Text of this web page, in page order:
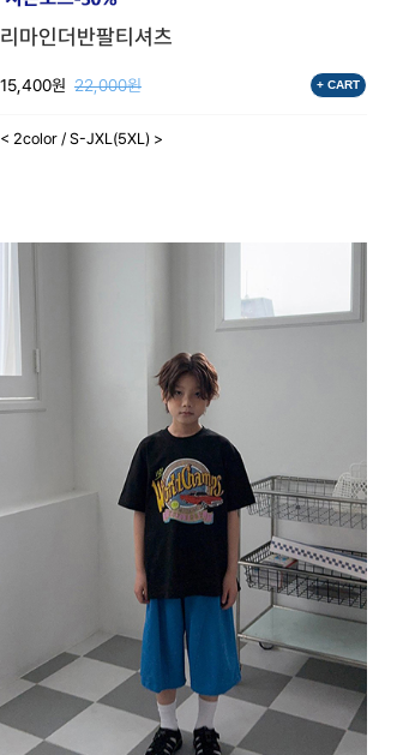
리마인더반팔티셔츠
15,400원 22,000원 + CART
< 2color / S-JXL(5XL) >